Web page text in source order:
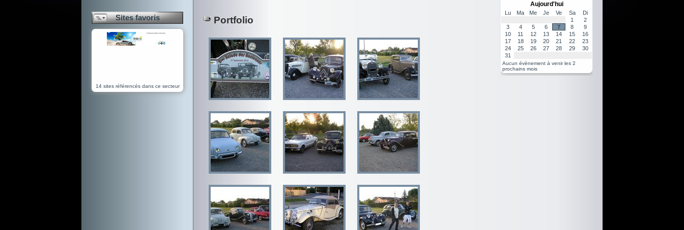
Portfolio
Sites favoris
14 sites référencés dans ce secteur
Aujourd'hui
Lu Ma Me Je Ve Sa
Di
1
2
3
4 5 6 7 8
9
10
11 12 13 14 15
16
17
18 19 20 21 22
23
24
25 26 27 28 29
30
31
Aucun évènement à venir les 2
prochains mois